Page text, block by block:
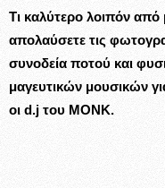
Τι καλύτερο λοιπόν
απολαύσετε τις
συνοδεία ποτού και
μαγευτικών μουσικών
οι d.j του ΜΟΝΚ.